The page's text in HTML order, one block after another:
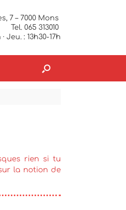
7 – 7000 Mons
Tel. 065 313010
Jeu. : 13h30-17h
rien si tu
la notion de